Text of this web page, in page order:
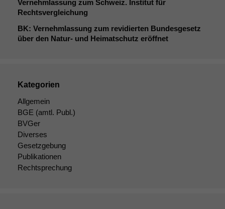
Vernehmlassung zum Schweiz. Institut für
Rechtsvergleichung
BK: Vernehmlassung zum revidierten Bundesgesetz
über den Natur- und Heimatschutz eröffnet
Kategorien
Allgemein
BGE (amtl. Publ.)
BVGer
Diverses
Gesetzgebung
Publikationen
Rechtsprechung